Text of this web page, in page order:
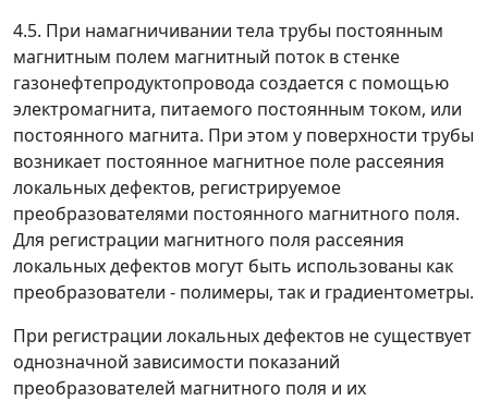
4.5. При намагничивании тела трубы постоянным
магнитным полем магнитный поток в стенке
газонефтепродуктопровода создается с помощью
электромагнита, питаемого постоянным током, или
постоянного магнита. При этом у поверхности трубы
возникает постоянное магнитное поле рассеяния
локальных дефектов, регистрируемое
преобразователями постоянного магнитного поля.
Для регистрации магнитного поля рассеяния
локальных дефектов могут быть использованы как
преобразователи - полимеры, так и градиентометры.
При регистрации локальных дефектов не существует
однозначной зависимости показаний
преобразователей магнитного поля и их